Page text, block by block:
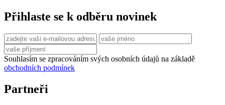
Přihlaste se k odběru novinek
Souhlasím se zpracováním svých osobních údajů na základě
obchodních podmínek
Partneři